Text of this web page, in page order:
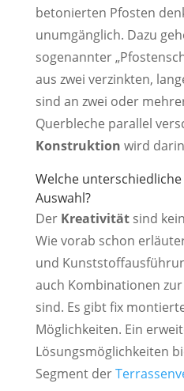
betonierten Pfosten
unumgänglich. Dazu
sogenannter
aus zwei verzinkten,
sind an zwei oder
Querbleche parallel
Konstruktion wird
Welche
Auswahl?
Der Kreativitätsind
Wie vorab schon
und
auch Kombinationen
sind. Es gibt fix
Möglichkeiten. Ein
Lösungsmöglichkeiten
Segment der